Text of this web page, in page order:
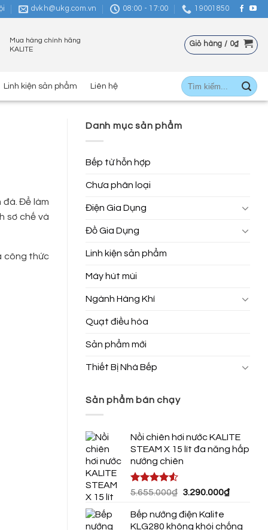
dvkh@ukg.com.vn 08:00 - 17:00 19001850
Mua hàng chính hãng
KALITE
Giỏ hàng / 0₫
Linh kiện sản phẩm Liên hệ
Tìm
kiếm:
đà. Để làm
sơ chế và
công thức
Danh mục sản phẩm
Bếp từ hỗn hợp
Chưa phân loại
Điện Gia Dụng
Đồ Gia Dụng
Linh kiện sản phẩm
Máy hút mùi
Ngành Hàng Khí
Quạt điều hòa
Sản phẩm mới
Thiết Bị Nhà Bếp
Sản phẩm bán chạy
Nồi chiên hơi nước KALITE
STEAM X 15 lít đa năng hấp
nướng chiên
Được xếp
5 sao
5.655.000₫ Giá
là:
3.290.000₫Giá
Bếp nướng điện Kalite
KLG280 không khói chống